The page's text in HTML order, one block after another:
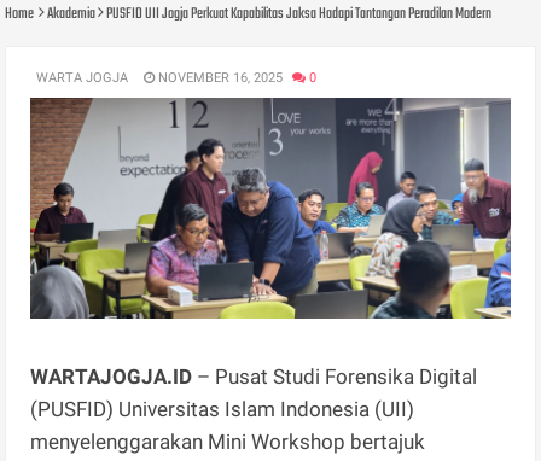
Home Akademia PUSFID UII Jogja Perkuat Kapabilitas Jaksa Hadapi Tantangan Peradilan Modern
WARTA JOGJA NOVEMBER 16, 2025 0
WARTAJOGJA.ID – Pusat Studi Forensika Digital
(PUSFID) Universitas Islam Indonesia (UII)
menyelenggarakan Mini Workshop bertajuk